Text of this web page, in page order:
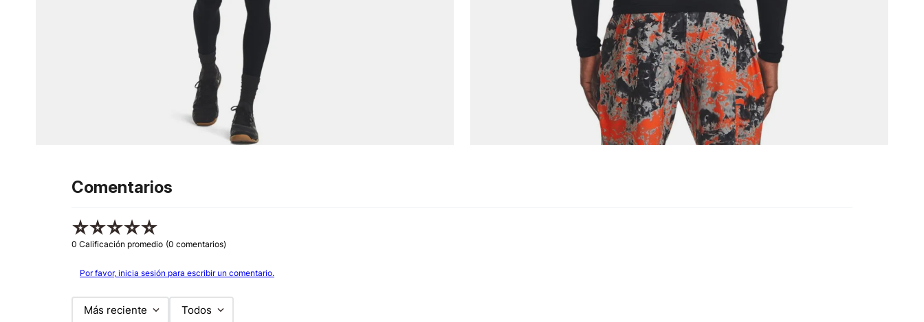
Comentarios
☆☆☆☆☆
0 Calificación promedio (0 comentarios)
Por favor, inicia sesión para escribir un comentario.
Más reciente Todos